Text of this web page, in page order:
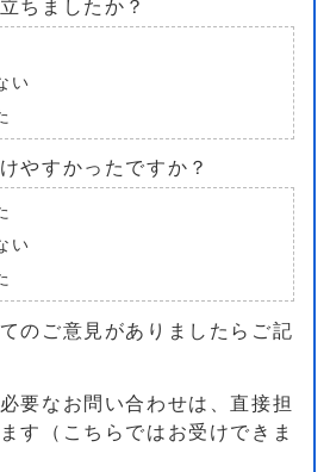
ちましたか？
い
やすかったですか？
い
のご意見がありましたらご記
要なお問い合わせは、直接担
す（こちらではお受けできま